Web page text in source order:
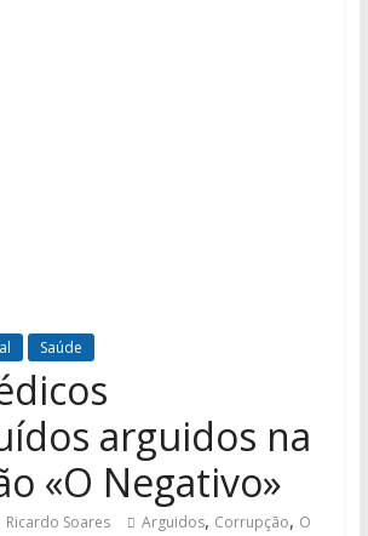
Saúde
arguidos na
«O Negativo»
Ricardo Soares Arguidos, Corrupção, O